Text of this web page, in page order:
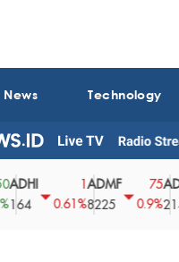
Technology
0.61%
ADMF
8225
75
0.9%
ADMG
214